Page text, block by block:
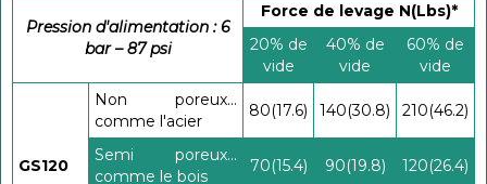
Pression d'alimentation : 6
bar – 87 psi
Force de levage N(Lbs)*
20% de
vide
40% de
vide
60% de
vide
GS120
Non poreux...
comme l'acier
80(17.6) 140(30.8) 210(46.2)
Semi poreux...
comme le bois
70(15.4) 90(19.8) 120(26.4)